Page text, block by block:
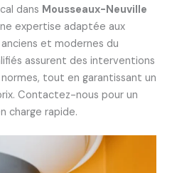
dans Mousseaux-Neuville
expertise adaptée aux
et modernes du
assurent des interventions
tout en garantissant un
Contactez-nous pour un
charge rapide.